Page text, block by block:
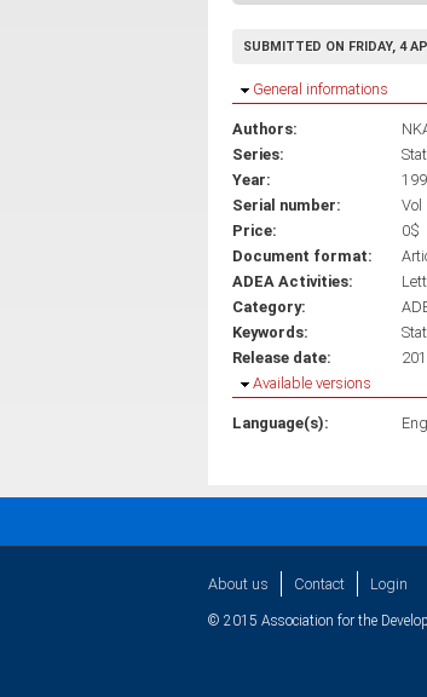
SUBMITTED ON FRIDAY, 4
Hide
General informations
Authors:
Series:
Year:
Serial number:
Vol
Price:
0$
Document format:
ADEA Activities:
Category:
Keywords:
Release date:
Hide
Available versions
Language(s):
About us Contact Login
© 2015 Association for the